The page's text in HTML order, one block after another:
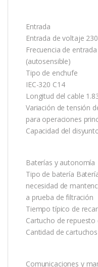
Entrada
Entrada de voltaje
Frecuencia de
(autosensible)
Tipo de enchufe
IEC-320 C14
Longitud del cable
Variación de tensión
para operaciones
Capacidad del
Baterías y autonomía
Tipo de batería
necesidad de
a prueba de filtración
Tiempo típico de
Cartucho de repuesto
Cantidad de
Comunicaciones y